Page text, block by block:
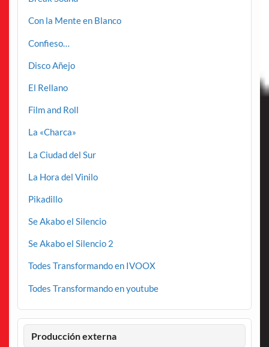
Con la Mente en Blanco
Confieso…
Disco Añejo
El Rellano
Film and Roll
La «Charca»
La Ciudad del Sur
La Hora del Vinilo
Pikadillo
Se Akabo el Silencio
Se Akabo el Silencio 2
Todes Transformando en IVOOX
Todes Transformando en youtube
Producción externa